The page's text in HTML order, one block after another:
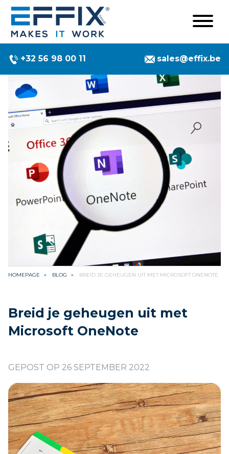
+32 56 98 00 11 sales@effix.be
HOMEPAGE BLOG BREID JE GEHEUGEN UIT MET MICROSOFT ONENOTE
Breid je geheugen uit met
Microsoft OneNote
GEPOST OP 26 SEPTEMBER 2022